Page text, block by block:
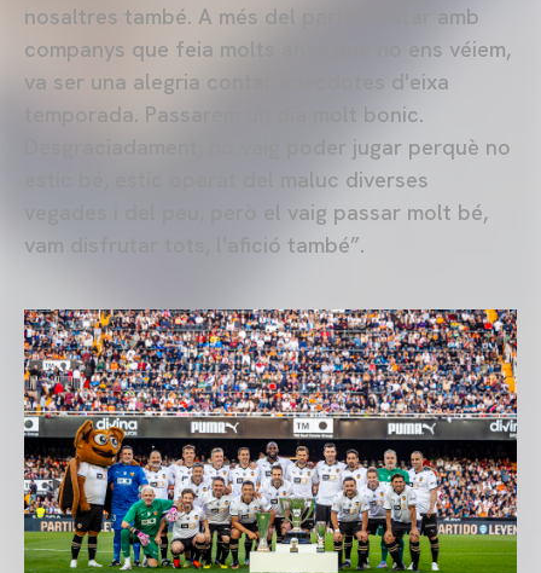
nosaltres també. A més del partit, l'estar amb
companys que feia molts anys que no ens véiem,
va ser una alegria contar anècdotes d'eixa
temporada. Passarem un dia molt bonic.
Desgraciadament, no vaig poder jugar perquè no
estic bé, estic operat del maluc diverses
vegades i del peu, però el vaig passar molt bé,
vam disfrutar tots, l'afició també”.